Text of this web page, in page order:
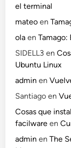
el terminal
mateo en
ola enTamago:
SIDELL3 en
Ubuntu Linux
admin en
Santiago en
Cosas que
facilware en
admin enThe